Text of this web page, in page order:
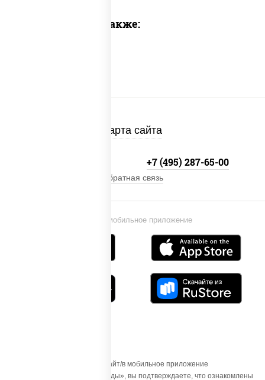
Предлагаем также:
Карта сайта
Установи мобильное приложение
+7 (495) 287-65-00
Обратная связь
Осуществляя вход на этот Сайт/в мобильное приложение
«ПиццаСушиВок - доставка еды», вы подтверждаете, что ознакомлены